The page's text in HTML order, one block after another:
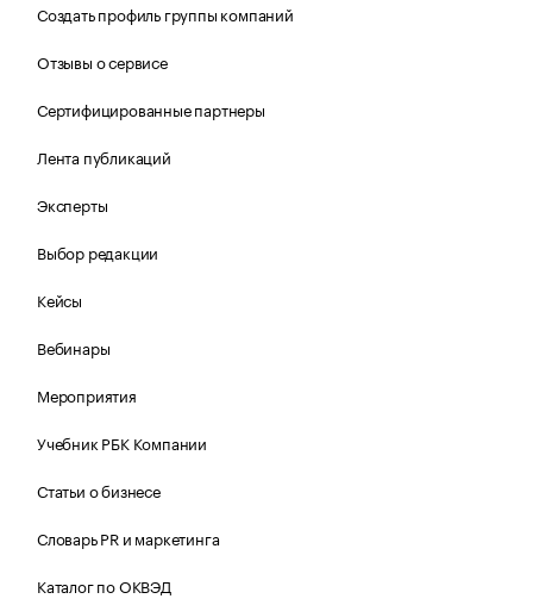
Создать профиль группы компаний
Отзывы о сервисе
Сертифицированные партнеры
Лента публикаций
Эксперты
Выбор редакции
Кейсы
Вебинары
Мероприятия
Учебник РБК Компании
Статьи о бизнесе
Словарь PR и маркетинга
Каталог по ОКВЭД